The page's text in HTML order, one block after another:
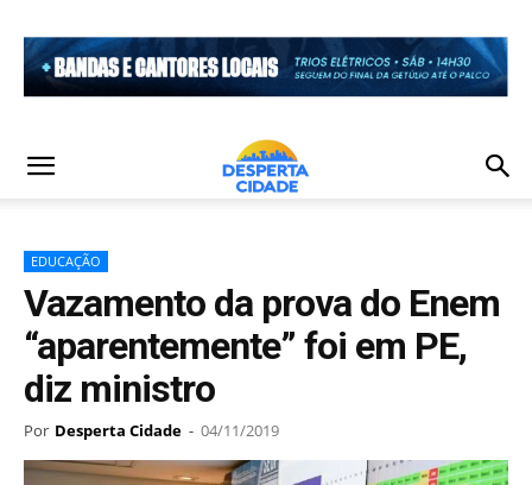
EDUCAÇÃO
Vazamento da prova do Enem
“aparentemente” foi em PE,
diz ministro
Por Desperta Cidade - 04/11/2019